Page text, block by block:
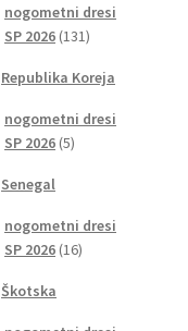
nogometni dresi
SP 2026 131131
Republika Koreja
nogometni dresi
SP 2026 55
Senegal
nogometni dresi
SP 2026 1616
Škotska